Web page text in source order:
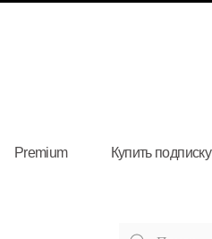
Premium Купить подписку